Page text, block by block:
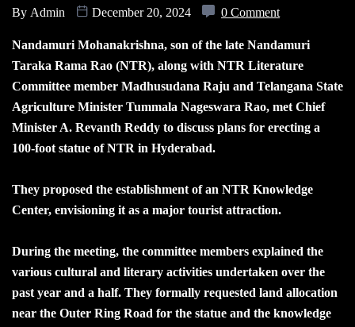
By Admin December 20, 2024 0 Comment
Nandamuri Mohanakrishna, son of the late Nandamuri
Taraka Rama Rao (NTR), along with NTR Literature
Committee member Madhusudana Raju and Telangana State
Agriculture Minister Tummala Nageswara Rao, met Chief
Minister A. Revanth Reddy to discuss plans for erecting a
100-foot statue of NTR in Hyderabad.
They proposed the establishment of an NTR Knowledge
Center, envisioning it as a major tourist attraction.
During the meeting, the committee members explained the
various cultural and literary activities undertaken over the
past year and a half. They formally requested land allocation
near the Outer Ring Road for the statue and the knowledge